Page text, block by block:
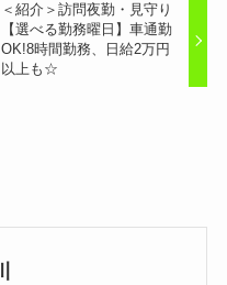
＜紹介＞訪問夜勤・見守り
【選べる勤務曜日】車通勤
OK!8時間勤務、日給2万円
以上も☆